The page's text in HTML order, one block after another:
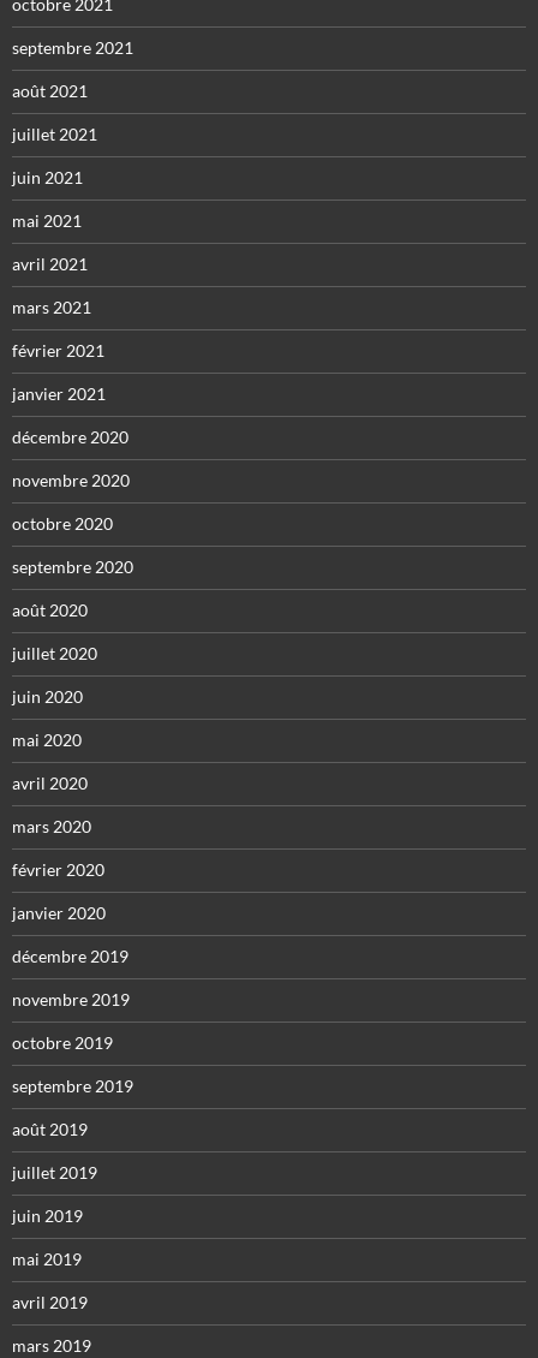
octobre 2021
septembre 2021
août 2021
juillet 2021
juin 2021
mai 2021
avril 2021
mars 2021
février 2021
janvier 2021
décembre 2020
novembre 2020
octobre 2020
septembre 2020
août 2020
juillet 2020
juin 2020
mai 2020
avril 2020
mars 2020
février 2020
janvier 2020
décembre 2019
novembre 2019
octobre 2019
septembre 2019
août 2019
juillet 2019
juin 2019
mai 2019
avril 2019
mars 2019